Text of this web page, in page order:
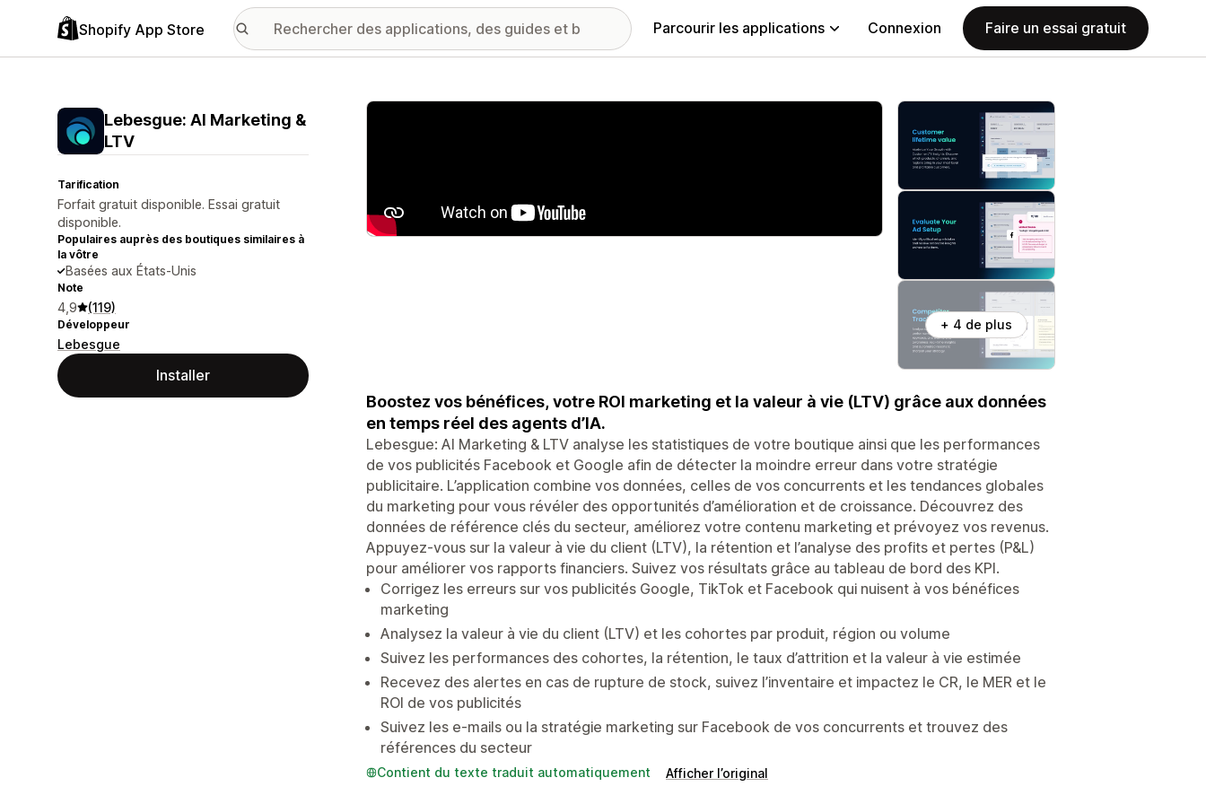
Shopify App Store Parcourir les applications Connexion Faire un essai gratuit
Lebesgue: AI Marketing &
LTV
Tarification
Forfait gratuit disponible. Essai gratuit
disponible.
Populaires auprès des boutiques similaires à
la vôtre
Basées aux États-Unis
Note
4,9 (119)
Développeur
Lebesgue
Installer
Galerie d’images vedette
+ 4 de plus
Boostez vos bénéfices, votre ROI marketing et la valeur à vie (LTV) grâce aux données
en temps réel des agents d’IA.
Lebesgue: AI Marketing & LTV analyse les statistiques de votre boutique ainsi que les performances
de vos publicités Facebook et Google afin de détecter la moindre erreur dans votre stratégie
publicitaire. L’application combine vos données, celles de vos concurrents et les tendances globales
du marketing pour vous révéler des opportunités d’amélioration et de croissance. Découvrez des
données de référence clés du secteur, améliorez votre contenu marketing et prévoyez vos revenus.
Appuyez-vous sur la valeur à vie du client (LTV), la rétention et l’analyse des profits et pertes (P&L)
pour améliorer vos rapports financiers. Suivez vos résultats grâce au tableau de bord des KPI.
Corrigez les erreurs sur vos publicités Google, TikTok et Facebook qui nuisent à vos bénéfices
marketing
Analysez la valeur à vie du client (LTV) et les cohortes par produit, région ou volume
Suivez les performances des cohortes, la rétention, le taux d’attrition et la valeur à vie estimée
Recevez des alertes en cas de rupture de stock, suivez l’inventaire et impactez le CR, le MER et le
ROI de vos publicités
Suivez les e-mails ou la stratégie marketing sur Facebook de vos concurrents et trouvez des
références du secteur
Contient du texte traduit automatiquement Afficher l’original